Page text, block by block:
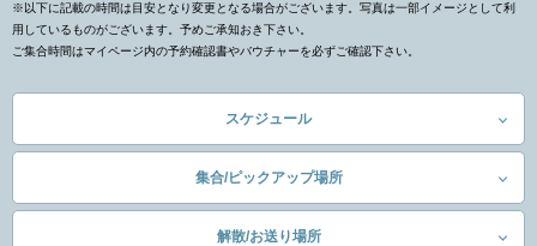
※以下に記載の時間は目安となり変更となる場合がございます。写真は一部イメージとして利
用しているものがございます。予めご承知おき下さい。
ご集合時間はマイページ内の予約確認書やバウチャーを必ずご確認下さい。
スケジュール
集合/ピックアップ場所
解散/お送り場所